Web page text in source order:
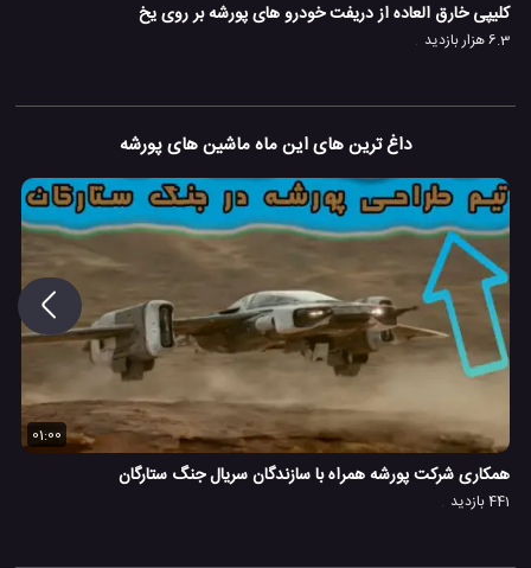
کلیپی خارق العاده از دریفت خودرو های پورشه بر روی یخ
6.3 هزار بازدید
داغ ترین های این ماه ماشین های پورشه
01:00
همکاری شرکت پورشه همراه با سازندگان سریال جنگ ستارگان
441 بازدید